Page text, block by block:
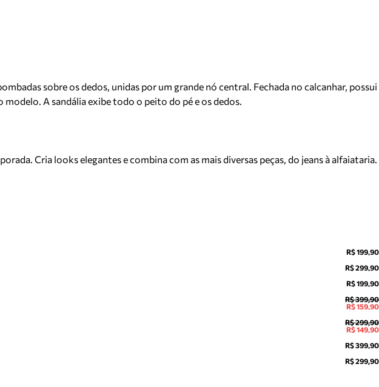
sobre os dedos, unidas por um grande nó central. Fechada no calcanhar, possui
A sandália exibe todo o peito do pé e os dedos.
Cria looks elegantes e combina com as mais diversas peças, do jeans à alfaiataria.
R$ 199,90
R$ 299,90
R$ 199,90
R$ 399,90
R$ 159,90
R$ 299,90
R$ 149,90
R$ 399,90
R$ 299,90